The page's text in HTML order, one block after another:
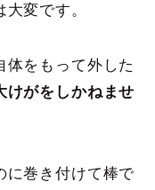
変です。
体をもって外した
けがをしかねませ
に巻き付けて棒で